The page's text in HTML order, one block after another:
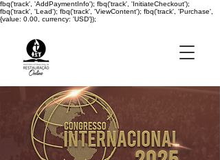
fbq('track', 'AddPaymentInfo'); fbq('track', 'InitiateCheckout');
fbq('track', 'Lead'); fbq('track', 'ViewContent'); fbq('track', 'Purchase',
{value: 0.00, currency: 'USD'});